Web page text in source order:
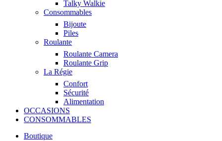
Talky Walkie
Consommables
Bijoute
Piles
Roulante
Roulante Camera
Roulante Grip
La Régie
Confort
Sécurité
Alimentation
OCCASIONS
CONSOMMABLES
Boutique